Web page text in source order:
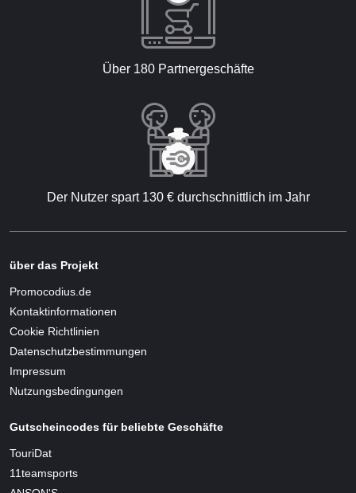
Über 180 Partnergeschäfte
Der Nutzer spart 130 € durchschnittlich im Jahr
über das Projekt
Promocodius.de
Kontaktinformationen
Cookie Richtlinien
Datenschutzbestimmungen
Impressum
Nutzungsbedingungen
Gutscheincodes für beliebte Geschäfte
TouriDat
11teamsports